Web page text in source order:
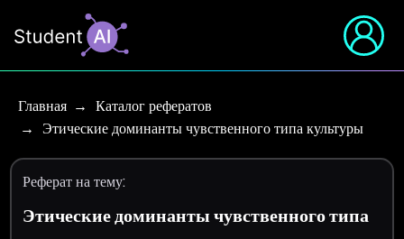
Главная
Каталог рефератов
Этические доминанты чувственного типа культуры
Реферат на тему:
Этические доминанты чувственного типа